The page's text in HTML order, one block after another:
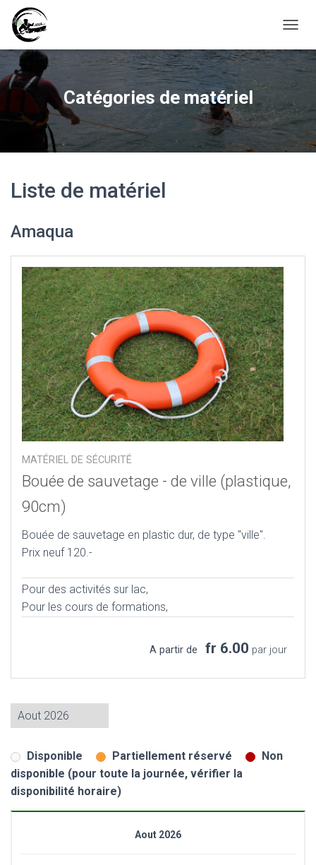
É
P
I
E
R
Catégories de matériel
Liste de matériel
Amaqua
MATÉRIEL DE SÉCURITÉ
Bouée de sauvetage - de ville (plastique,
90cm)
Bouée de sauvetage en plastic dur, de type "ville".
Prix neuf 120.-
Pour des activités sur lac,
Pour les cours de formations,
A partir de fr 6.00 par jour
Disponible Partiellement réservé
Non
disponible (pour toute la journée, vérifier la
disponibilité horaire)
Aout 2026